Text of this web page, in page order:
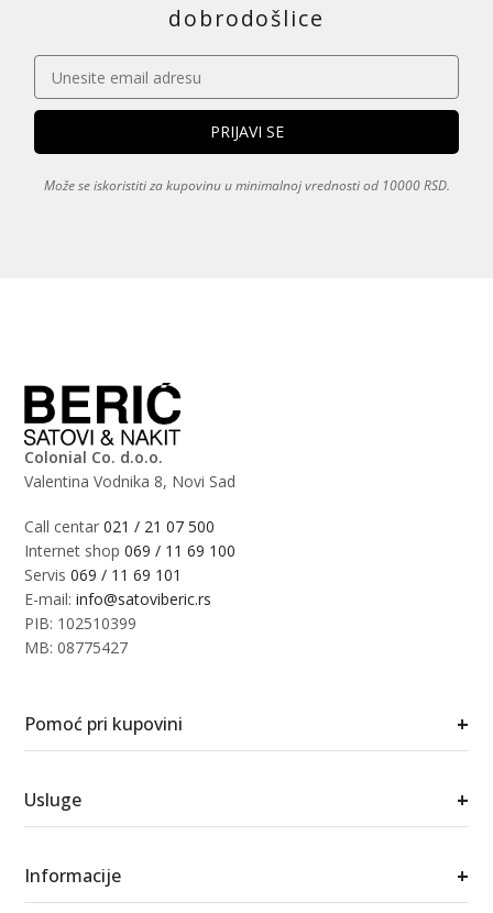
dobrodošlice
Može se iskoristiti za kupovinu u minimalnoj vrednosti od 10000 RSD.
Colonial Co. d.o.o.
Valentina Vodnika 8, Novi Sad
Call centar021 / 21 07 500
Internet shop069 / 11 69 100
Servis069 / 11 69 101
E-mail:info@satoviberic.rs
PIB: 102510399
MB: 08775427
Pomoć pri kupovini +
Usluge +
Informacije +